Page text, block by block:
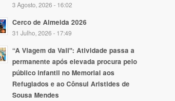
3 Agosto, 2026 - 16:02
Cerco de Almeida 2026
31 Julho, 2026 - 17:49
“A Viagem da Vali": Atividade passa a
permanente após elevada procura pelo
público infantil no Memorial aos
Refugiados e ao Cônsul Aristides de
Sousa Mendes